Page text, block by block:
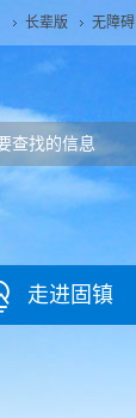
长辈版 无障碍
走进固镇